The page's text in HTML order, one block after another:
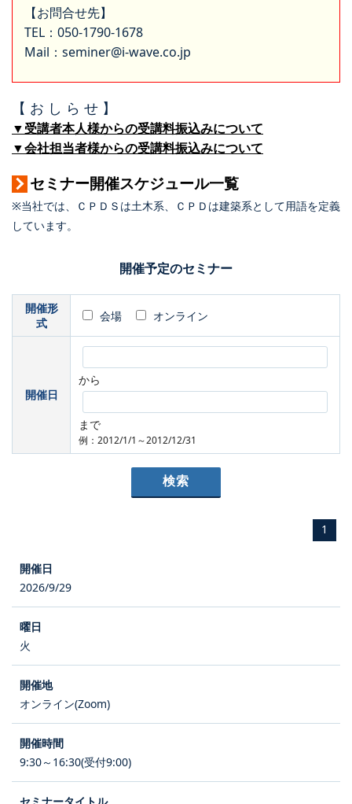
【お問合せ先】
TEL：050-1790-1678
Mail：seminer@i-wave.co.jp
【 お し ら せ 】
▼受講者本人様からの受講料振込みについて
▼会社担当者様からの受講料振込みについて
セミナー開催スケジュール一覧
※当社では、ＣＰＤＳは土木系、ＣＰＤは建築系として用語を定義
しています。
開催予定のセミナー
開催形
式
会場 オンライン
開催日
から
まで
例：2012/1/1～2012/12/31
1
2026/9/29
火
オンライン(Zoom)
9:30～16:30(受付9:00)